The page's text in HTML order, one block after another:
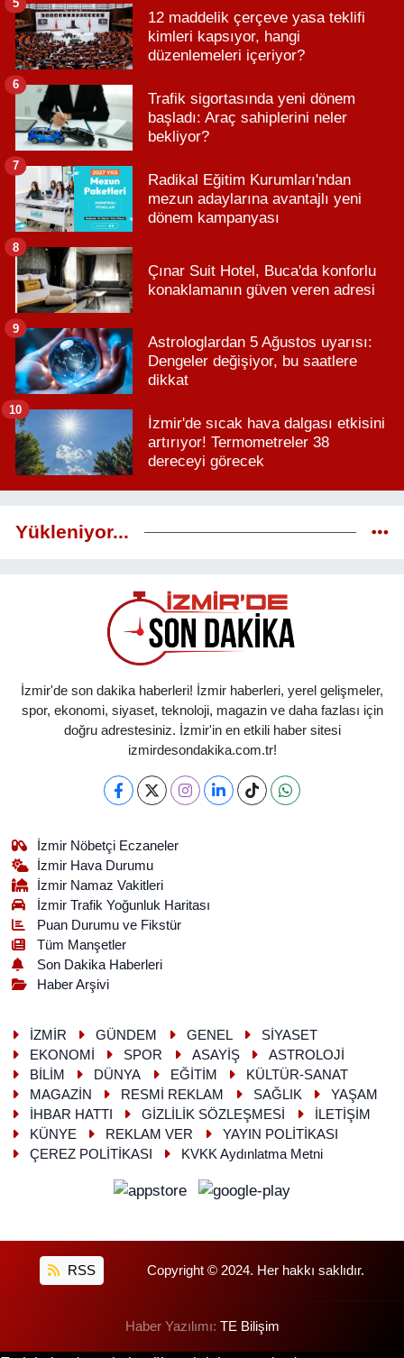
12 maddelik çerçeve yasa teklifi
kimleri kapsıyor, hangi
düzenlemeleri içeriyor?
5
Trafik sigortasında yeni dönem
başladı: Araç sahiplerini neler
bekliyor?
6
Radikal Eğitim Kurumları'ndan
mezun adaylarına avantajlı yeni
dönem kampanyası
7
Çınar Suit Hotel, Buca'da konforlu
konaklamanın güven veren adresi
8
Astrologlardan 5 Ağustos uyarısı:
Dengeler değişiyor, bu saatlere
dikkat
9
İzmir'de sıcak hava dalgası etkisini
artırıyor! Termometreler 38
dereceyi görecek
10
Yükleniyor...
İzmir'de son dakika haberleri! İzmir haberleri, yerel gelişmeler,
spor, ekonomi, siyaset, teknoloji, magazin ve daha fazlası için
doğru adrestesiniz. İzmir'in en etkili haber sitesi
izmirdesondakika.com.tr!
İzmir Nöbetçi Eczaneler
İzmir Hava Durumu
İzmir Namaz Vakitleri
İzmir Trafik Yoğunluk Haritası
Puan Durumu ve Fikstür
Tüm Manşetler
Son Dakika Haberleri
Haber Arşivi
İZMİR GÜNDEM GENEL
SİYASET
EKONOMİ
SPOR ASAYİŞ
ASTROLOJİ
BİLİM
DÜNYA EĞİTİM
KÜLTÜR-SANAT
MAGAZİN
RESMİ REKLAM SAĞLIK
YAŞAM
İHBAR HATTI
GİZLİLİK SÖZLEŞMESİ
İLETİŞİM
KÜNYE
REKLAM VER
YAYIN POLİTİKASI
ÇEREZ POLİTİKASI
KVKK Aydınlatma Metni
RSS Copyright © 2024. Her hakkı saklıdır.
Haber Yazılımı: TE Bilişim